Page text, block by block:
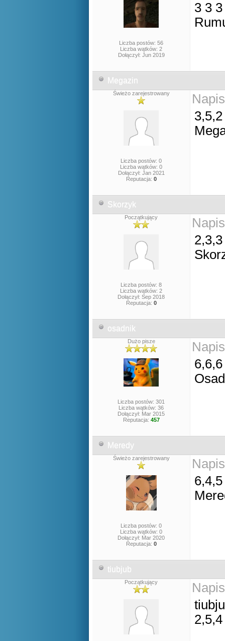
Liczba postów: 56
Liczba wątków: 2
Dołączył: Jun 2019
3 3 3
Megazin
Świeżo zarejestrowany
Liczba postów: 0
Liczba wątków: 0
Dołączył: Jan 2021
Reputacja: 0
3,5,2
Skorzyk
Początkujący
Liczba postów: 8
Liczba wątków: 2
Dołączył: Sep 2018
Reputacja: 0
2,3,3
osadnik
Dużo pisze
Liczba postów: 301
Liczba wątków: 36
Dołączył: Mar 2015
Reputacja: 457
6,6,6
Meredy
Świeżo zarejestrowany
Liczba postów: 0
Liczba wątków: 0
Dołączył: Mar 2020
Reputacja: 0
6,4,5
tiubjub
Początkujący
2,5,4